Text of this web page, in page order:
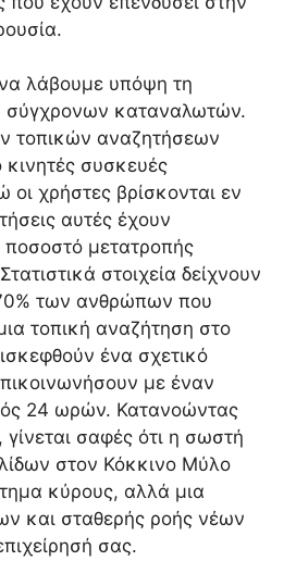
λάβουμε υπόψη τη
σύγχρονων καταναλωτών.
τοπικών αναζητήσεων
κινητές συσκευές
χρήστες βρίσκονται εν
αυτές έχουν
ποσοστό μετατροπής
στοιχεία δείχνουν
των ανθρώπων που
τοπική αναζήτηση στο
ένα σχετικό
με έναν
24 ωρών. Κατανοώντας
σαφές ότι η σωστή
στον Κόκκινο Μύλο
κύρους, αλλά μια
και σταθερής ροής νέων
σας.